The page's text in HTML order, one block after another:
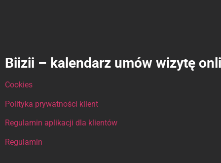
Biizii – kalendarz umów wizytę
Cookies
Polityka prywatności klient
Regulamin aplikacji dla klientów
Regulamin